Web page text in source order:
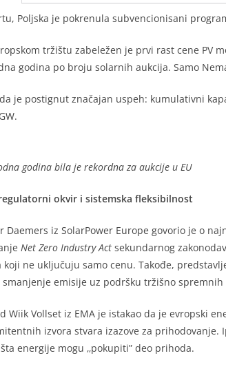
Poljska je pokrenula subvencionisani
tržištu zabeležen je prvi rast cene PV
godina po broju solarnih aukcija. Samo
je postignut značajan uspeh: kumulativni
godina bila je rekordna za aukcije u EU
okvir i sistemska fleksibilnost
Daemers iz SolarPower Europe govorio je o
Net Zero Industry Act sekundarnog
koji ne uključuju samo cenu. Takođe,
smanjenje emisije uz podršku tržišno
Wiik Vollset iz EMA je istakao da je evropski
izvora stvara izazove za prihodovanje.
energije mogu ‚‚pokupiti” deo prihoda.